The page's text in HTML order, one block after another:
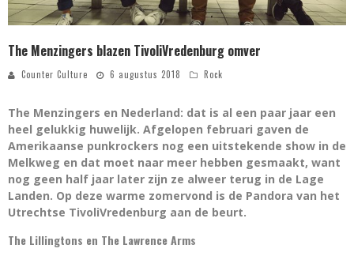
The Menzingers blazen TivoliVredenburg omver
Counter Culture 6 augustus 2018 Rock
The Menzingers en Nederland: dat is al een paar jaar een
heel gelukkig huwelijk. Afgelopen februari gaven de
Amerikaanse punkrockers nog een uitstekende show in de
Melkweg en dat moet naar meer hebben gesmaakt, want
nog geen half jaar later zijn ze alweer terug in de Lage
Landen. Op deze warme zomervond is de Pandora van het
Utrechtse TivoliVredenburg aan de beurt.
The Lillingtons en The Lawrence Arms